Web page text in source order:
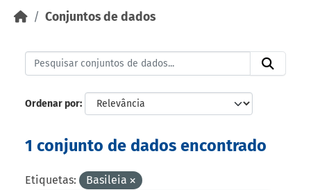
Conjuntos de dados
Ordenar por
1 conjunto de dados encontrado
Etiquetas:
Basileia